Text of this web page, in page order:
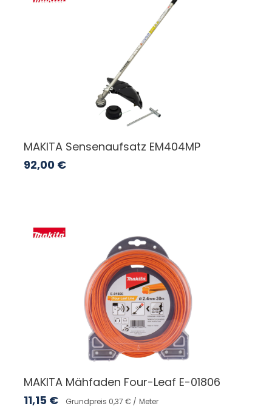
MAKITA Sensenaufsatz EM404MP
92,00 €
MAKITA Mähfaden Four-Leaf E-01806
11,15 € Grundpreis 0,37 € / Meter